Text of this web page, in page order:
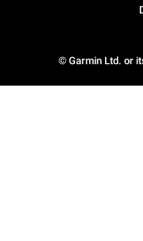
© Garmin Ltd. or